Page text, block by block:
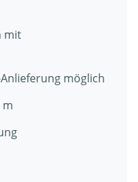
mit
möglich
m